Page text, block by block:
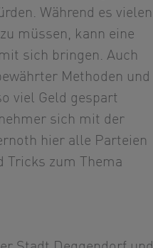
Während es vielen
müssen, kann eine
sich bringen. Auch
Methoden und
viel Geld gespart
sich mit der
hier alle Parteien
Tricks zum Thema